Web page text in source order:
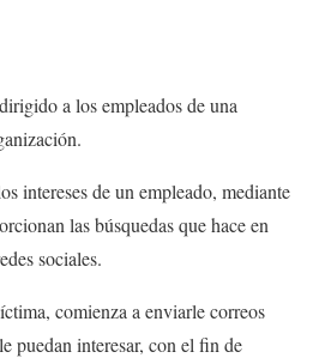
a los empleados de una
intereses de un empleado, mediante
las búsquedas que hace en
sociales.
comienza a enviarle correos
puedan interesar, con el fin de